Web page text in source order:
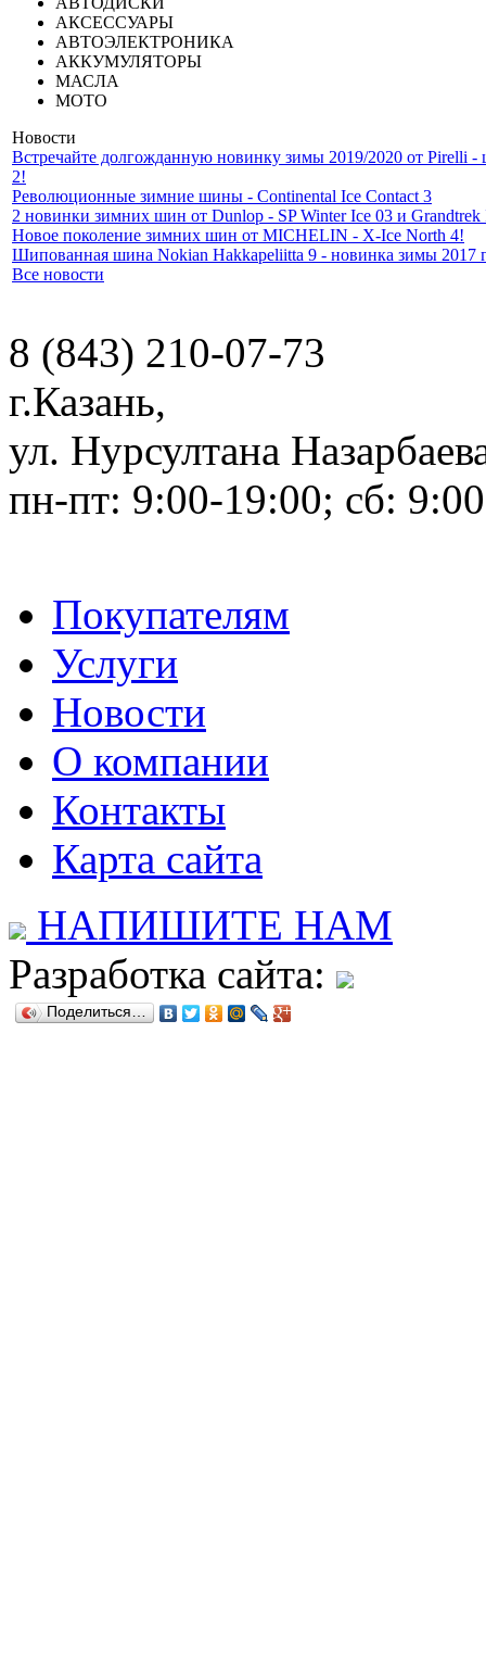
АКСЕССУАРЫ
АВТОЭЛЕКТРОНИКА
АККУМУЛЯТОРЫ
МАСЛА
МОТО
Новости
Встречайте долгожданную новинку зимы 2019/2020 от Pirelli
2!
Революционные зимние шины - Continental Ice Contact 3
2 новинки зимних шин от Dunlop - SP Winter Ice 03 и Grandtrek
Новое поколение зимних шин от MICHELIN - X-Ice North 4!
Шипованная шина Nokian Hakkapeliitta 9 - новинка зимы 2017
Все новости
8 (843) 210-07-73
г.Казань,
ул. Нурсултана
пн-пт: 9:00-19:00; сб:
Покупателям
Услуги
Новости
О компании
Контакты
Карта сайта
НАПИШИТЕ НАМ
Разработка сайта:
Поделиться…